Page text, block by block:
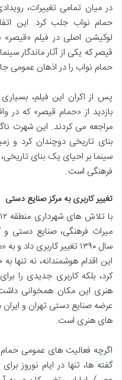
در میان تمامی تغییرات،
حمام نواب جلب کرد. این
لوکیشن اصلی در فیلم «قیصر»
قیصر که یکی از آثار ماندگار
حمام نواب را در اذهان عمومی
پس از اکران این فیلم، بسیاری
بازدید از «حمام قیصر» که در
مراجعه می کردند. این شهرت
بنای تاریخی دوچندان کرد و
سینما بر احیای یک بنای
فرهنگی است.
تغییر کاربری به مرکز صنایع دستی
میراث فرهنگی، صنایع دستی
سال ۱۳۹۰ تغییر کاربری
این اقدام هوشمندانه، نه
کرد، بلکه کاربری جدیدی را
هنری این مکان همخوانی
عرضه صنایع دستی تهران و ایران
های هنری است.
اگرچه فعالیت های عمومی